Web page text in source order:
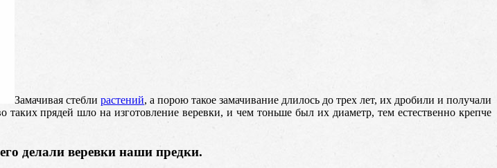
Замачивая стебли растений, а порою такое замачивание длилось до трех лет, их дробили и получали
прядей шло на изготовление веревки, и чем тоньше был их диаметр, тем естественно крепче
делали веревки наши предки.